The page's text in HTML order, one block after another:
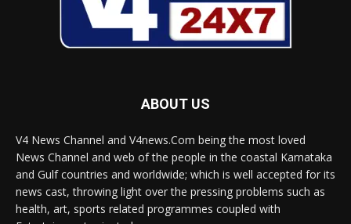
ABOUT US
V4 News Channel and V4news.Com being the most loved
News Channel and web of the people in the coastal Karnataka
and Gulf countries and worldwide; which is well accepted for its
news cast, throwing light over the pressing problems such as
health, art, sports related programmes coupled with